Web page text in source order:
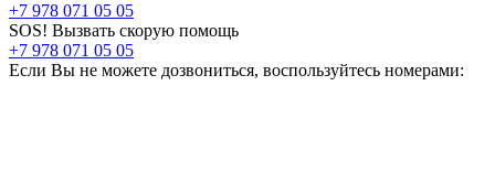
+7 978 071 05 05
SOS! Вызвать скорую помощь
+7 978 071 05 05
Если Вы не можете дозвониться, воспользуйтесь номерами: